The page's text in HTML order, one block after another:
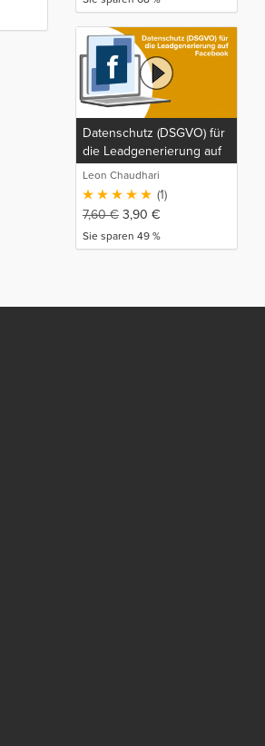
Datenschutz (DSGVO) für
die Leadgenerierung auf
Facebook
Leon Chaudhari
(1)
7,60€ 3,90 €
Sie sparen 49 %